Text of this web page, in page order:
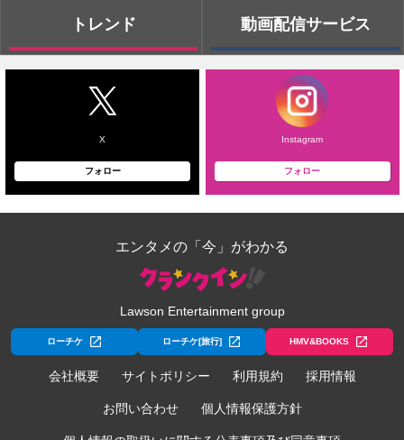
トレンド 動画配信サービス
X
フォロー
Instagram
フォロー
エンタメの「今」がわかる
Lawson Entertainment group
ローチケ ローチケ[旅行] HMV&BOOKS
会社概要 サイトポリシー 利用規約 採用情報
お問い合わせ 個人情報保護方針